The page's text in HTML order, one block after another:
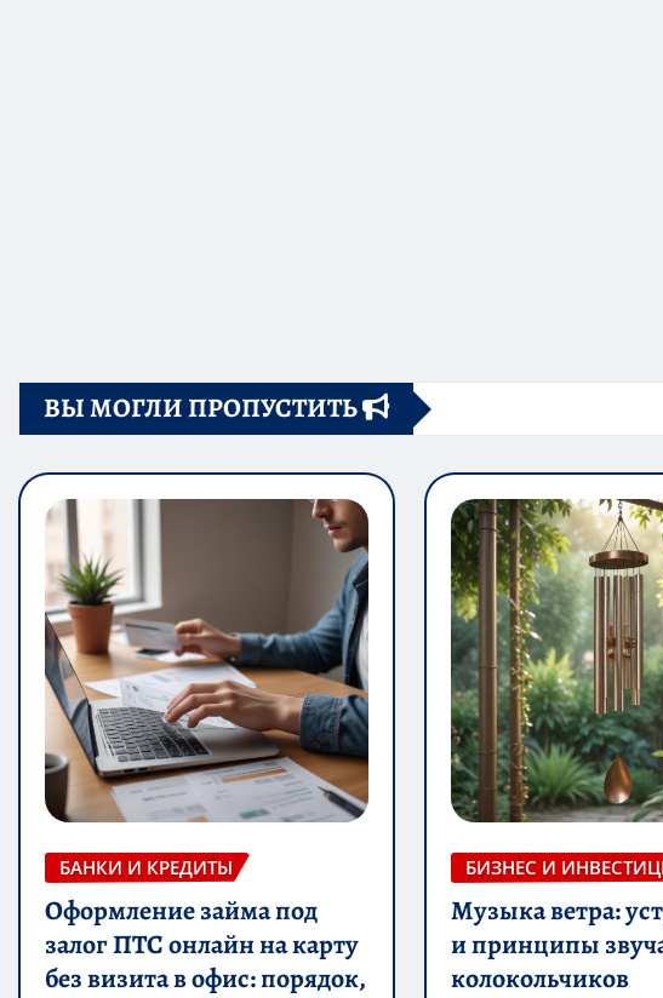
ВЫ МОГЛИ ПРОПУСТИТЬ
БАНКИ И КРЕДИТЫ
Оформление займа под
залог ПТС онлайн на карту
без визита в офис: порядок,
БИЗНЕС И
Музыка ветра:
и принципы
колокольчиков